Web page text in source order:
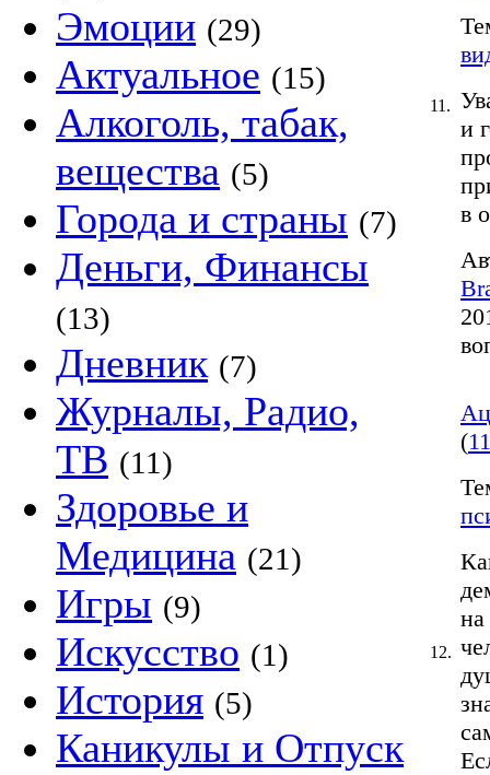
Эмоции (29)
Актуальное (15)
Алкоголь, табак,
вещества (5)
Города и страны (7)
Деньги, Финансы
(13)
Дневник (7)
Журналы, Радио,
ТВ (11)
Здоровье и
Медицина (21)
Игры (9)
Искусство (1)
История (5)
Каникулы и Отпуск
11.
и
в
12.
(
на